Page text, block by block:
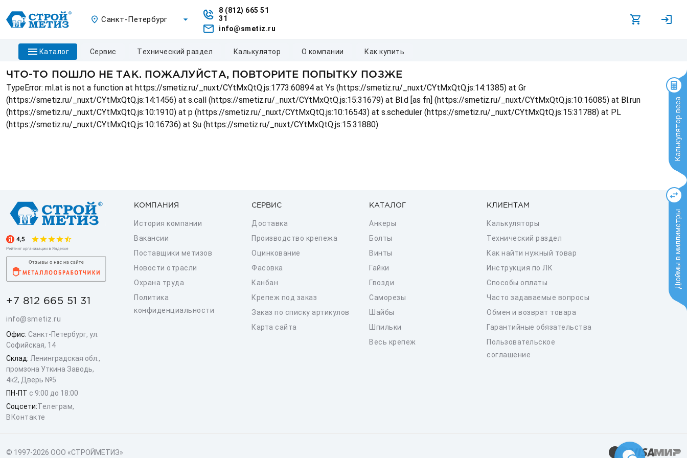
Калькулятор веса
Дюймы в миллиметры
Санкт-Петербург
8 (812) 665 51
31
info@smetiz.ru
каталог сервис технический раздел калькулятор о компании как купить
ЧТО-ТО ПОШЛО НЕ ТАК. ПОЖАЛУЙСТА, ПОВТОРИТЕ ПОПЫТКУ ПОЗЖЕ
TypeError: ml.at is not a function at https://smetiz.ru/_nuxt/CYtMxQtQ.js:1773:60894 at Ys (https://smetiz.ru/_nuxt/CYtMxQtQ.js:14:1385) at Gr
(https://smetiz.ru/_nuxt/CYtMxQtQ.js:14:1456) at s.call (https://smetiz.ru/_nuxt/CYtMxQtQ.js:15:31679) at Bl.d [as fn] (https://smetiz.ru/_nuxt/CYtMxQtQ.js:10:16085) at Bl.run
(https://smetiz.ru/_nuxt/CYtMxQtQ.js:10:1910) at p (https://smetiz.ru/_nuxt/CYtMxQtQ.js:10:16543) at s.scheduler (https://smetiz.ru/_nuxt/CYtMxQtQ.js:15:31788) at PL
(https://smetiz.ru/_nuxt/CYtMxQtQ.js:10:16736) at $u (https://smetiz.ru/_nuxt/CYtMxQtQ.js:15:31880)
+7 812 665 51 31
info@smetiz.ru
Офис: Санкт-Петербург, ул.
Софийская, 14
Склад: Ленинградская обл.,
промзона Уткина Заводь,
4к2, Дверь №5
ПН-ПТ с 9:00 до 18:00
Соцсети:Телеграм,
ВКонтакте
КОМПАНИЯ
История компании
Вакансии
Поставщики метизов
Новости отрасли
Охрана труда
Политика
конфиденциальности
СЕРВИС
Доставка
Производство крепежа
Оцинкование
Фасовка
Канбан
Крепеж под заказ
Заказ по списку артикулов
Карта сайта
КАТАЛОГ
Анкеры
Болты
Винты
Гайки
Гвозди
Саморезы
Шайбы
Шпильки
Весь крепеж
КЛИЕНТАМ
Калькуляторы
Технический раздел
Как найти нужный товар
Инструкция по ЛК
Способы оплаты
Часто задаваемые вопросы
Обмен и возврат товара
Гарантийные обязательства
Пользовательское
соглашение
© 1997-2026 ООО «СТРОЙМЕТИЗ»